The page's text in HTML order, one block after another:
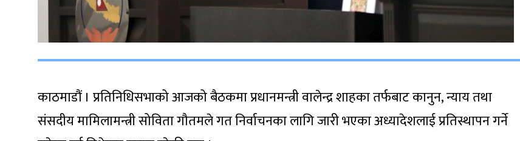
काठमाडौं । प्रतिनिधिसभाको आजको बैठकमा प्रधानमन्त्री वालेन्द्र शाहका तर्फबाट कानुन, न्याय तथा
संसदीय मामिलामन्त्री सोविता गौतमले गत निर्वाचनका लागि जारी भएका अध्यादेशलाई प्रतिस्थापन गर्ने